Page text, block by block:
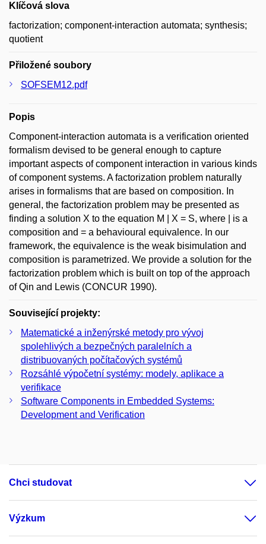
Klíčová slova
factorization; component-interaction automata; synthesis;
quotient
Přiložené soubory
SOFSEM12.pdf
Popis
Component-interaction automata is a verification oriented
formalism devised to be general enough to capture
important aspects of component interaction in various kinds
of component systems. A factorization problem naturally
arises in formalisms that are based on composition. In
general, the factorization problem may be presented as
finding a solution X to the equation M | X = S, where | is a
composition and = a behavioural equivalence. In our
framework, the equivalence is the weak bisimulation and
composition is parametrized. We provide a solution for the
factorization problem which is built on top of the approach
of Qin and Lewis (CONCUR 1990).
Související projekty:
Matematické a inženýrské metody pro vývoj
spolehlivých a bezpečných paralelních a
distribuovaných počítačových systémů
Rozsáhlé výpočetní systémy: modely, aplikace a
verifikace
Software Components in Embedded Systems:
Development and Verification
Chci studovat
Výzkum